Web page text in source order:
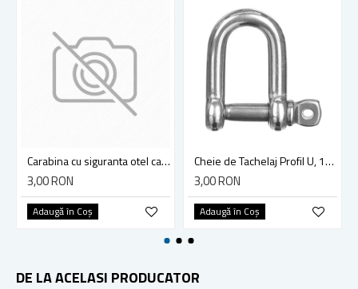
Carabina cu siguranta otel carbon 60mm 160kg
3,00 RON
Adaugă în Coş
Cheie de Tachelaj Profil U, 10mm
3,00 RON
Adaugă în Coş
DE LA ACELASI PRODUCATOR